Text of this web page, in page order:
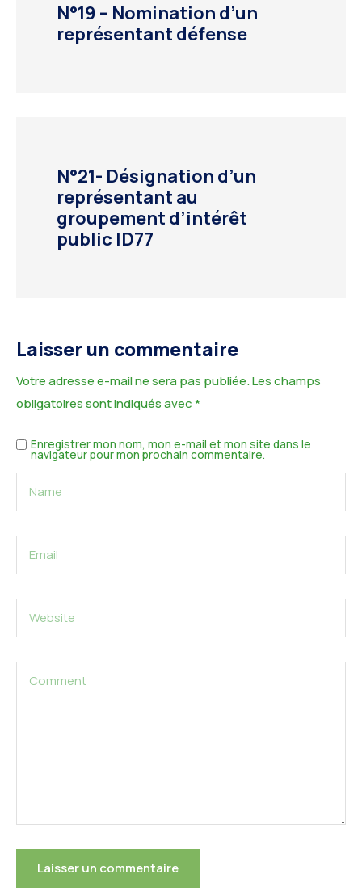
N°19 – Nomination d’un
représentant défense
N°21- Désignation d’un
représentant au
groupement d’intérêt
public ID77
Laisser un commentaire
Votre adresse e-mail ne sera pas publiée.Les champs
obligatoires sont indiqués avec*
Enregistrer mon nom, mon e-mail et mon site dans le
navigateur pour mon prochain commentaire.